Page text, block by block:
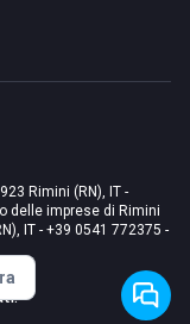
Rimini (RN), IT -
delle imprese di Rimini
IT - +39 0541 772375 -